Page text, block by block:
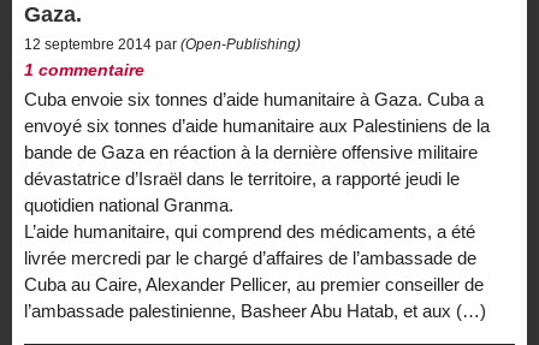
Gaza.
12 septembre 2014 par (Open-Publishing)
1 commentaire
Cuba envoie six tonnes d’aide humanitaire à Gaza. Cuba a
envoyé six tonnes d’aide humanitaire aux Palestiniens de la
bande de Gaza en réaction à la dernière offensive militaire
dévastatrice d’Israël dans le territoire, a rapporté jeudi le
quotidien national Granma.
L’aide humanitaire, qui comprend des médicaments, a été
livrée mercredi par le chargé d’affaires de l’ambassade de
Cuba au Caire, Alexander Pellicer, au premier conseiller de
l’ambassade palestinienne, Basheer Abu Hatab, et aux (…)